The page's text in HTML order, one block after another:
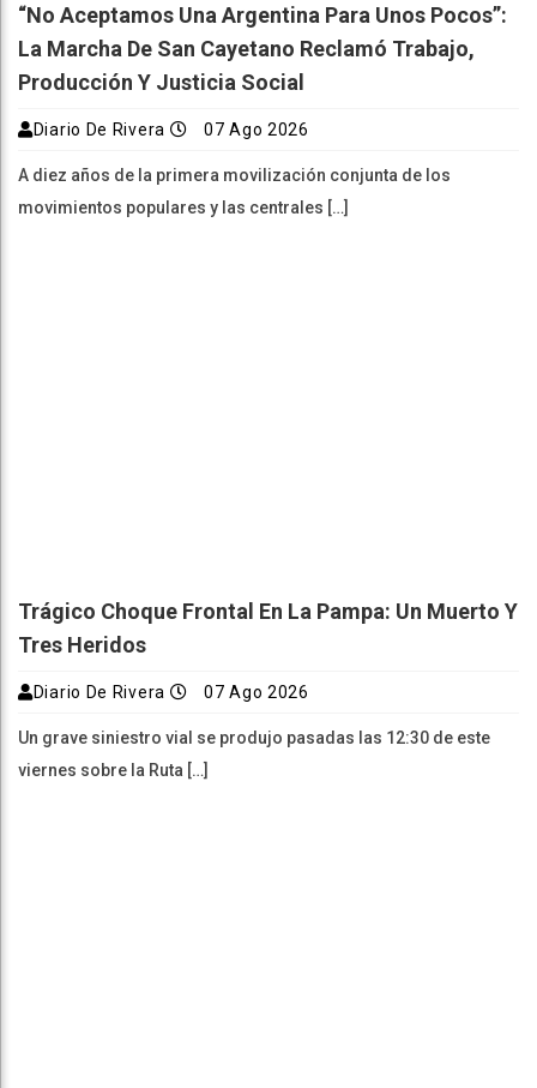
“No Aceptamos Una Argentina Para Unos Pocos”:
La Marcha De San Cayetano Reclamó Trabajo,
Producción Y Justicia Social
Diario De Rivera 07 Ago 2026
A diez años de la primera movilización conjunta de los
movimientos populares y las centrales […]
Trágico Choque Frontal En La Pampa: Un Muerto Y
Tres Heridos
Diario De Rivera 07 Ago 2026
Un grave siniestro vial se produjo pasadas las 12:30 de este
viernes sobre la Ruta […]